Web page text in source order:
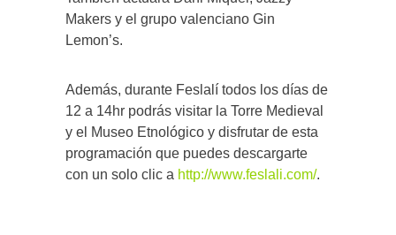
Makers y el grupo valenciano Gin
Lemon’s.
Además, durante Feslalí todos los días de
12 a 14hr podrás visitar la Torre Medieval
y el Museo Etnológico y disfrutar de esta
programación que puedes descargarte
con un solo clic a http://www.feslali.com/.